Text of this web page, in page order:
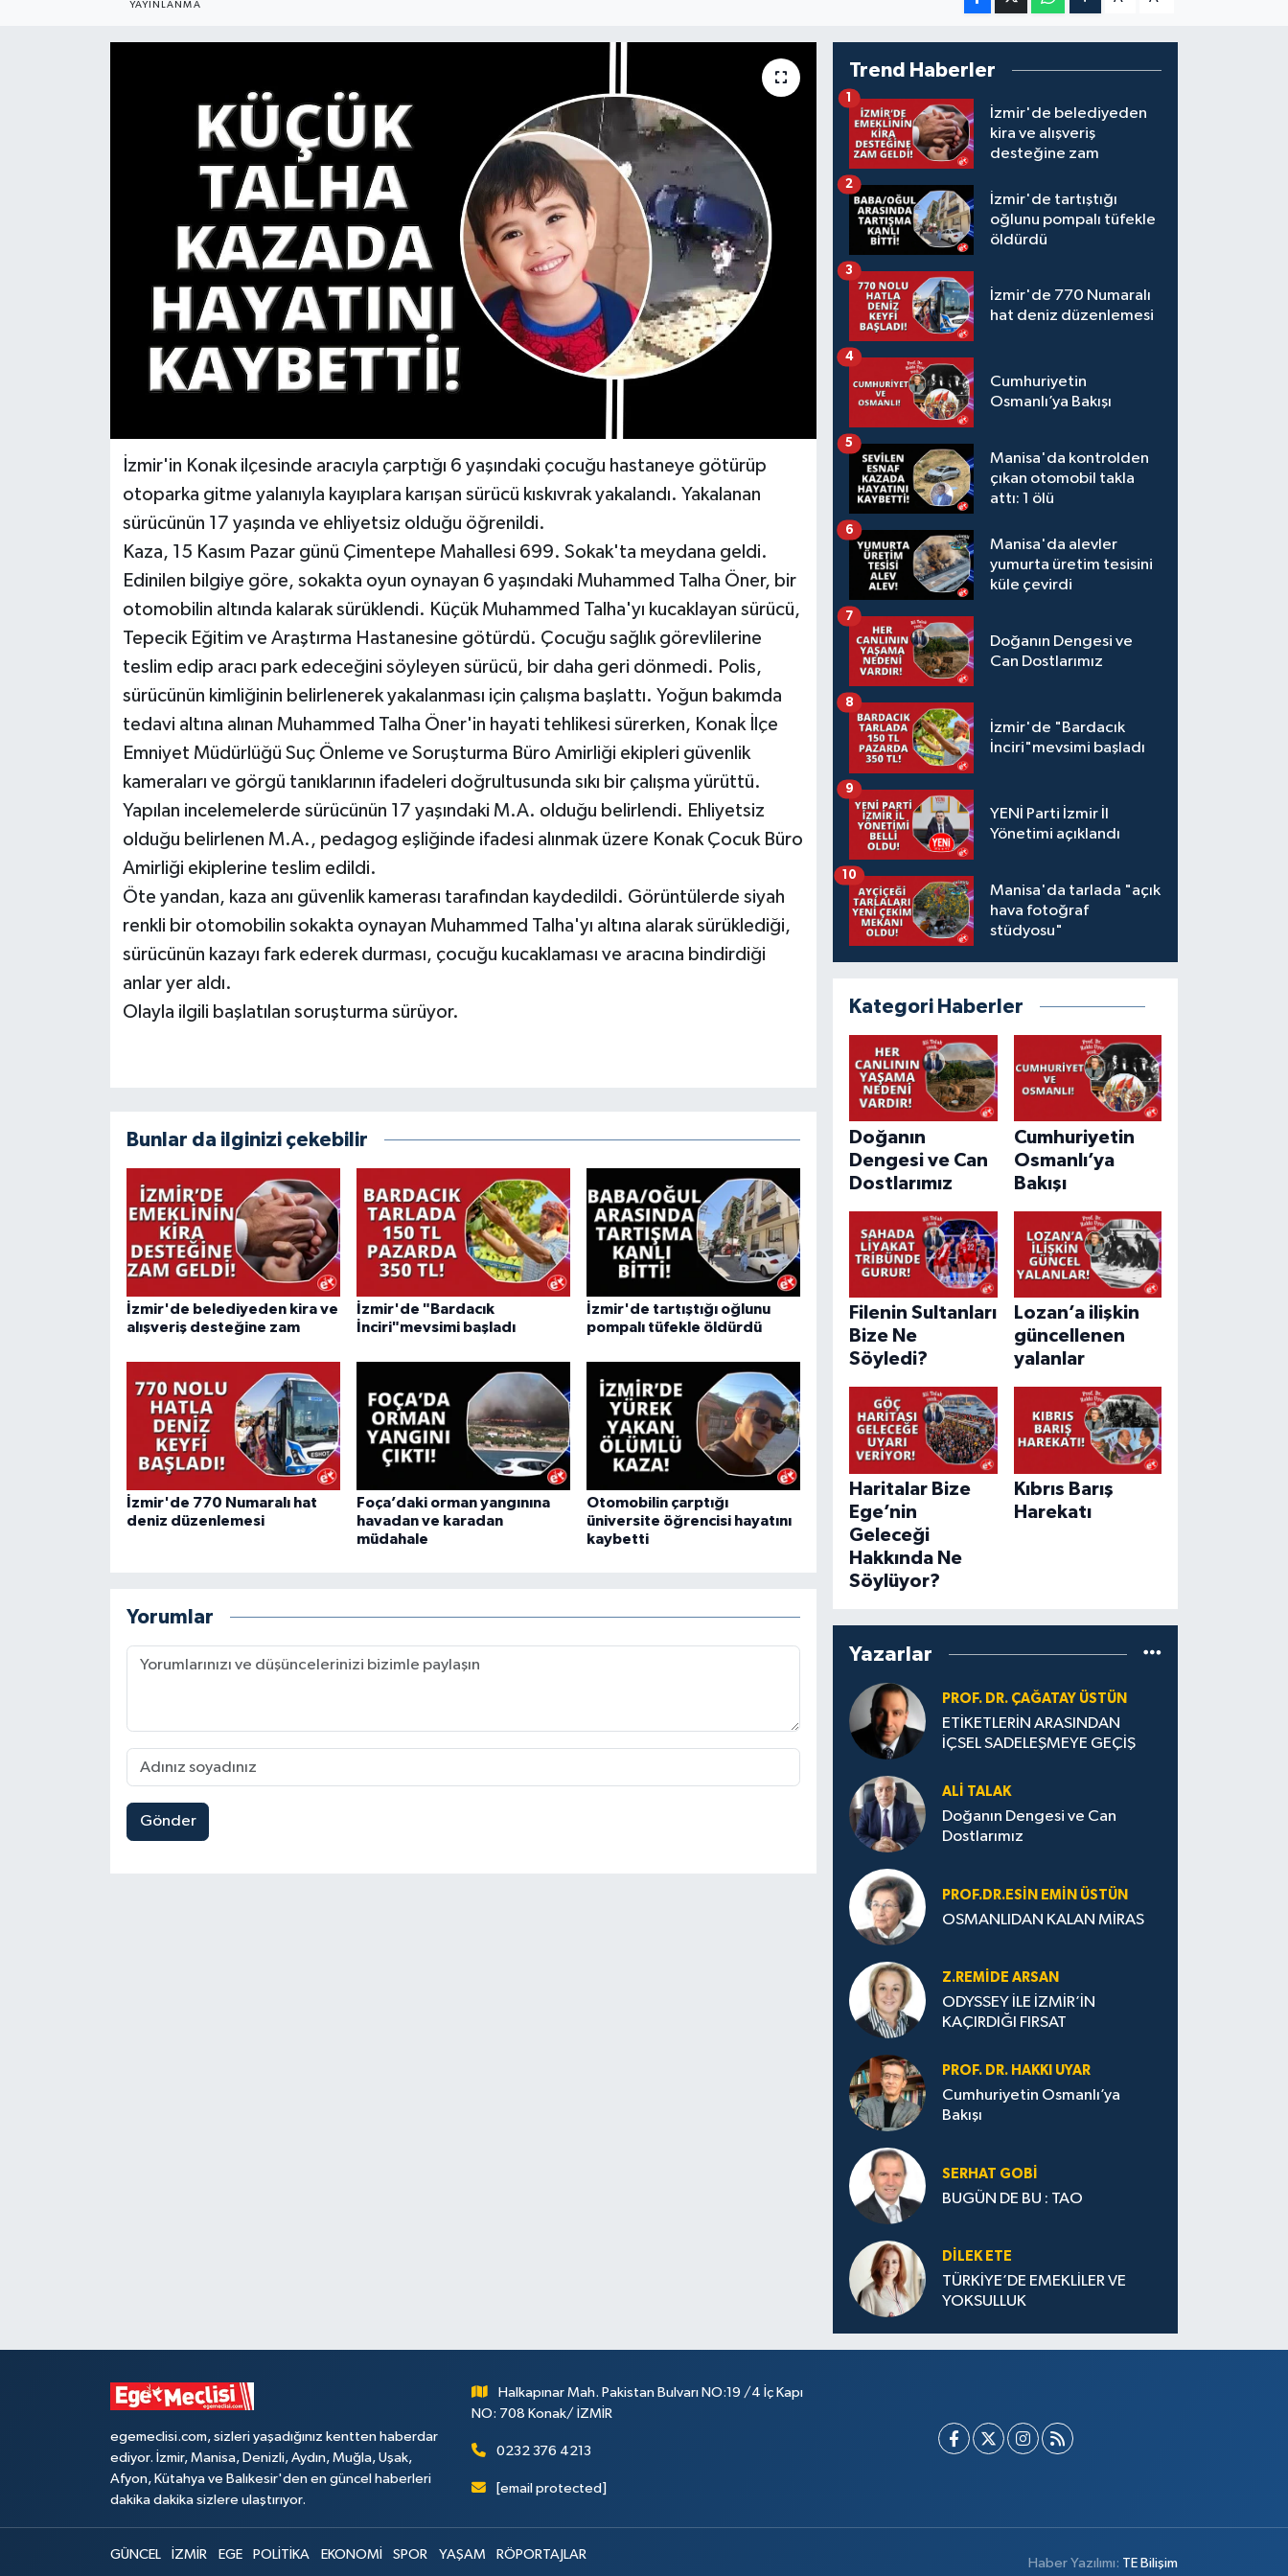
YAYINLANMA
İzmir'in Konak ilçesinde aracıyla çarptığı 6 yaşındaki çocuğu hastaneye götürüp
otoparka gitme yalanıyla kayıplara karışan sürücü kıskıvrak yakalandı. Yakalanan
sürücünün 17 yaşında ve ehliyetsiz olduğu öğrenildi.
Kaza, 15 Kasım Pazar günü Çimentepe Mahallesi 699. Sokak'ta meydana geldi.
Edinilen bilgiye göre, sokakta oyun oynayan 6 yaşındaki Muhammed Talha Öner, bir
otomobilin altında kalarak sürüklendi. Küçük Muhammed Talha'yı kucaklayan sürücü,
Tepecik Eğitim ve Araştırma Hastanesine götürdü. Çocuğu sağlık görevlilerine
teslim edip aracı park edeceğini söyleyen sürücü, bir daha geri dönmedi. Polis,
sürücünün kimliğinin belirlenerek yakalanması için çalışma başlattı. Yoğun bakımda
tedavi altına alınan Muhammed Talha Öner'in hayati tehlikesi sürerken, Konak İlçe
Emniyet Müdürlüğü Suç Önleme ve Soruşturma Büro Amirliği ekipleri güvenlik
kameraları ve görgü tanıklarının ifadeleri doğrultusunda sıkı bir çalışma yürüttü.
Yapılan incelemelerde sürücünün 17 yaşındaki M.A. olduğu belirlendi. Ehliyetsiz
olduğu belirlenen M.A., pedagog eşliğinde ifadesi alınmak üzere Konak Çocuk Büro
Amirliği ekiplerine teslim edildi.
Öte yandan, kaza anı güvenlik kamerası tarafından kaydedildi. Görüntülerde siyah
renkli bir otomobilin sokakta oynayan Muhammed Talha'yı altına alarak sürüklediği,
sürücünün kazayı fark ederek durması, çocuğu kucaklaması ve aracına bindirdiği
anlar yer aldı.
Olayla ilgili başlatılan soruşturma sürüyor.
Bunlar da ilginizi çekebilir
İzmir'de belediyeden kira ve
alışveriş desteğine zam
İzmir'de "Bardacık
İnciri"mevsimi başladı
İzmir'de tartıştığı oğlunu
pompalı tüfekle öldürdü
İzmir'de 770 Numaralı hat
deniz düzenlemesi
Foça’daki orman yangınına
havadan ve karadan
müdahale
Otomobilin çarptığı
üniversite öğrencisi hayatını
kaybetti
Yorumlar
Gönder
Trend Haberler
İzmir'de belediyeden
kira ve alışveriş
desteğine zam
1
İzmir'de tartıştığı
oğlunu pompalı tüfekle
öldürdü
2
İzmir'de 770 Numaralı
hat deniz düzenlemesi
3
Cumhuriyetin
Osmanlı’ya Bakışı
4
Manisa'da kontrolden
çıkan otomobil takla
attı: 1 ölü
5
Manisa'da alevler
yumurta üretim tesisini
küle çevirdi
6
Doğanın Dengesi ve
Can Dostlarımız
7
İzmir'de "Bardacık
İnciri"mevsimi başladı
8
YENİ Parti İzmir İl
Yönetimi açıklandı
9
Manisa'da tarlada "açık
hava fotoğraf
stüdyosu"
10
Kategori Haberler
Doğanın
Dengesi ve Can
Dostlarımız
Cumhuriyetin
Osmanlı’ya
Bakışı
Filenin Sultanları
Bize Ne
Söyledi?
Lozan’a ilişkin
güncellenen
yalanlar
Haritalar Bize
Ege’nin
Geleceği
Hakkında Ne
Söylüyor?
Kıbrıs Barış
Harekatı
Yazarlar
PROF. DR. ÇAĞATAY ÜSTÜN
ETİKETLERİN ARASINDAN
İÇSEL SADELEŞMEYE GEÇİŞ
ALI TALAK
Doğanın Dengesi ve Can
Dostlarımız
PROF.DR.ESIN EMIN ÜSTÜN
OSMANLIDAN KALAN MİRAS
Z.REMIDE ARSAN
ODYSSEY İLE İZMİR’İN
KAÇIRDIĞI FIRSAT
PROF. DR. HAKKI UYAR
Cumhuriyetin Osmanlı’ya
Bakışı
SERHAT GOBİ
BUGÜN DE BU : TAO
DILEK ETE
TÜRKİYE’DE EMEKLİLER VE
YOKSULLUK
egemeclisi.com, sizleri yaşadığınız kentten haberdar
ediyor. İzmir, Manisa, Denizli, Aydın, Muğla, Uşak,
Afyon, Kütahya ve Balıkesir'den en güncel haberleri
dakika dakika sizlere ulaştırıyor.
Halkapınar Mah. Pakistan Bulvarı NO:19 /4 İç Kapı
NO: 708 Konak/ İZMİR
0232 376 4213
[email protected]
GÜNCEL İZMİR EGE POLİTİKA EKONOMİ SPOR YAŞAM RÖPORTAJLAR
Haber Yazılımı: TE Bilişim